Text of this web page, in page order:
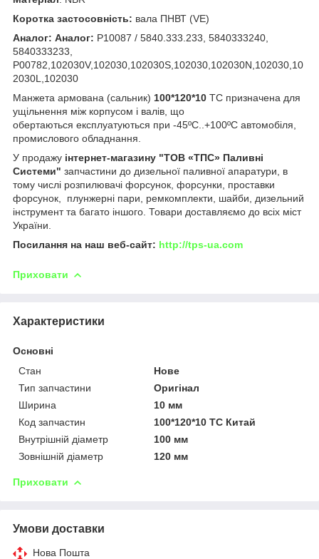
Коротка застосовність: вала ПНВТ (VE)
Аналог: Аналог: P10087 / 5840.333.233, 5840333240,
5840333233,
P00782,102030V,102030,102030S,102030,102030N,102030,10
2030L,102030
Манжета армована (сальник) 100*120*10 ТС призначена для
ущільнення між корпусом і валів, що
обертаються експлуатуються при -45ºC..+100ºC автомобіля,
промислового обладнання.
У продажу інтернет-магазину "ТОВ «ТПС» Паливні
Системи" запчастини до дизельної паливної апаратури, в
тому числі розпилювачі форсунок, форсунки, проставки
форсунок, плунжерні пари, ремкомплекти, шайби, дизельний
інструмент та багато іншого. Товари доставляємо до всіх міст
України.
Посилання на наш веб-сайт: http://tps-ua.com
Приховати
Характеристики
Основні
Стан
Нове
Тип запчастини
Оригінал
Ширина
10 мм
Код запчастин
100*120*10 TC Китай
Внутрішній діаметр
100 мм
Зовнішній діаметр
120 мм
Приховати
Умови доставки
Нова Пошта